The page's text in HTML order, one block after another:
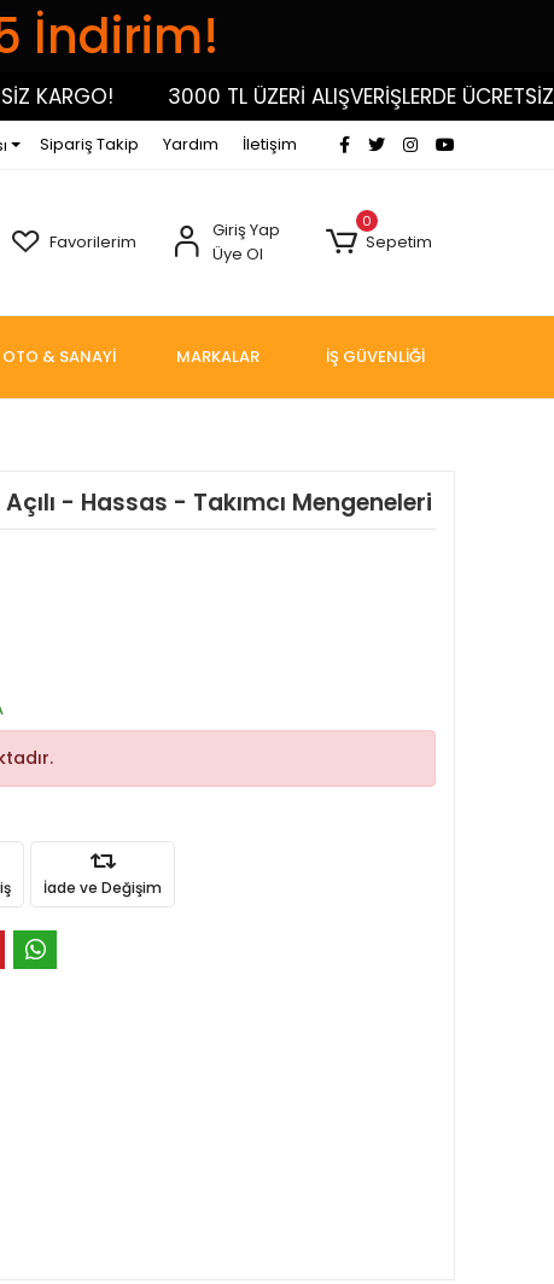
İndirim!
3000 TL ÜZERİ ALIŞVERİŞLERDE ÜCRETSİZ
Sipariş Takip Yardım İletişim
Favorilerim
Giriş Yap
Üye Ol
0
Sepetim
OTO & SANAYİ MARKALAR İŞ GÜVENLİĞİ
- Hassas - Takımcı Mengeneleri
İade ve Değişim